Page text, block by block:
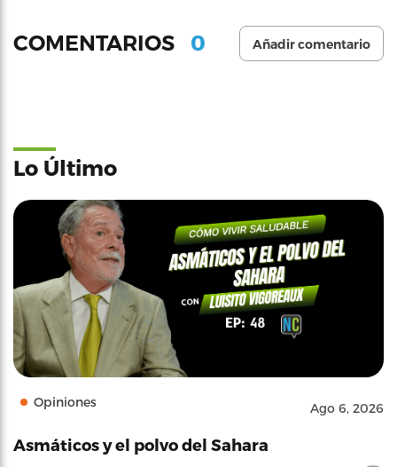
COMENTARIOS 0 Añadir comentario
Lo Último
Opiniones Ago 6, 2026
Asmáticos y el polvo del Sahara